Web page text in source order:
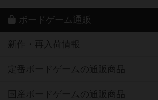
ボードゲーム通販
新作・再入荷情報
定番ボードゲームの通販商品
国産ボードゲームの通販商品